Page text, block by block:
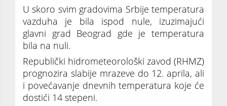
U skoro svim gradovima Srbije temperatura
vazduha je bila ispod nule, izuzimajući
glavni grad Beograd gde je temperatura
bila na nuli.
Republički hidrometeorološki zavod (RHMZ)
prognozira slabije mrazeve do 12. aprila, ali
i povećavanje dnevnih temperatura koje će
dostići 14 stepeni.